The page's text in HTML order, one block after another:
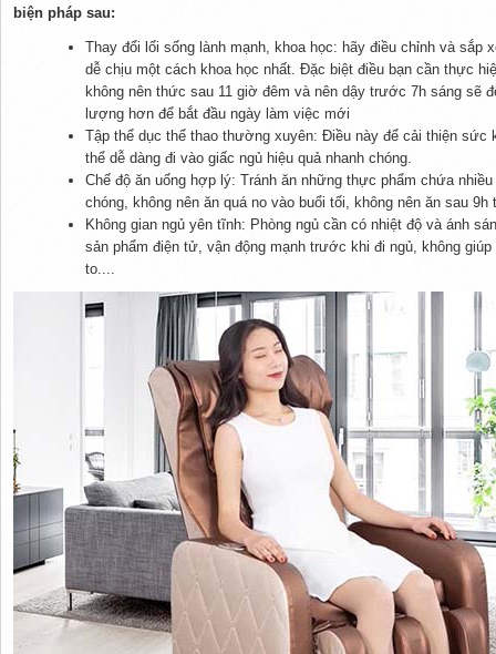
biện pháp sau:
Thay đổi lối sống lành mạnh, khoa học: hãy điều chỉnh và sắp
dễ chịu một cách khoa học nhất. Đặc biệt điều bạn cần thực
không nên thức sau 11 giờ đêm và nên dậy trước 7h sáng sẽ
lượng hơn để bắt đầu ngày làm việc mới
Tập thể dục thể thao thường xuyên: Điều này để cải thiện
thể dễ dàng đi vào giấc ngủ hiệu quả nhanh chóng.
Chế độ ăn uống hợp lý: Tránh ăn những thực phẩm chứa
chóng, không nên ăn quá no vào buổi tối, không nên ăn sau 9h
Không gian ngủ yên tĩnh: Phòng ngủ cần có nhiệt độ và ánh
sản phẩm điện tử, vận động mạnh trước khi đi ngủ, không
to....